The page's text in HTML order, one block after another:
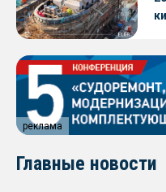
реклама
Главные новости